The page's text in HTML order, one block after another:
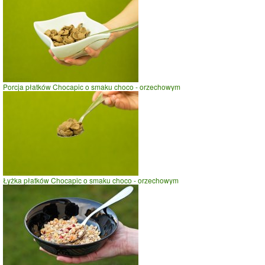
Porcja płatków Chocapic o smaku choco - orzechowym
Łyżka płatków Chocapic o smaku choco - orzechowym